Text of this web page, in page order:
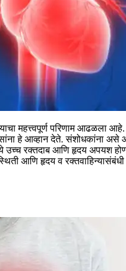
महत्त्वपूर्ण परिणाम आढळला
हे आव्हान देते. संशोधकांना
उच्च रक्तदाब आणि हृदय अपयश
आणि हृदय व